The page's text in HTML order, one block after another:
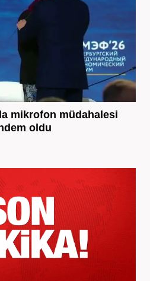
mikrofon müdahalesi
oldu